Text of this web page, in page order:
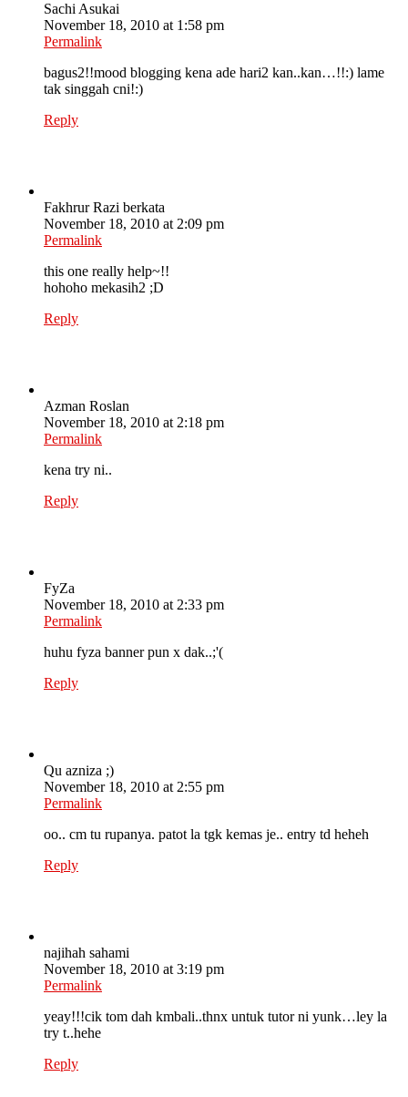
Sachi Asukai
November 18, 2010 at 1:58 pm
Permalink
bagus2!!mood blogging kena ade hari2 kan..kan…!!:) lame
tak singgah cni!:)
Reply
Fakhrur Razi berkata
November 18, 2010 at 2:09 pm
Permalink
this one really help~!!
hohoho mekasih2 ;D
Reply
Azman Roslan
November 18, 2010 at 2:18 pm
Permalink
kena try ni..
Reply
FyZa
November 18, 2010 at 2:33 pm
Permalink
huhu fyza banner pun x dak..;'(
Reply
Qu azniza ;)
November 18, 2010 at 2:55 pm
Permalink
oo.. cm tu rupanya. patot la tgk kemas je.. entry td heheh
Reply
najihah sahami
November 18, 2010 at 3:19 pm
Permalink
yeay!!!cik tom dah kmbali..thnx untuk tutor ni yunk…ley la
try t..hehe
Reply